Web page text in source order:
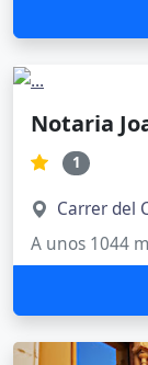
Notaria
1
Carrer del
A unos 1044